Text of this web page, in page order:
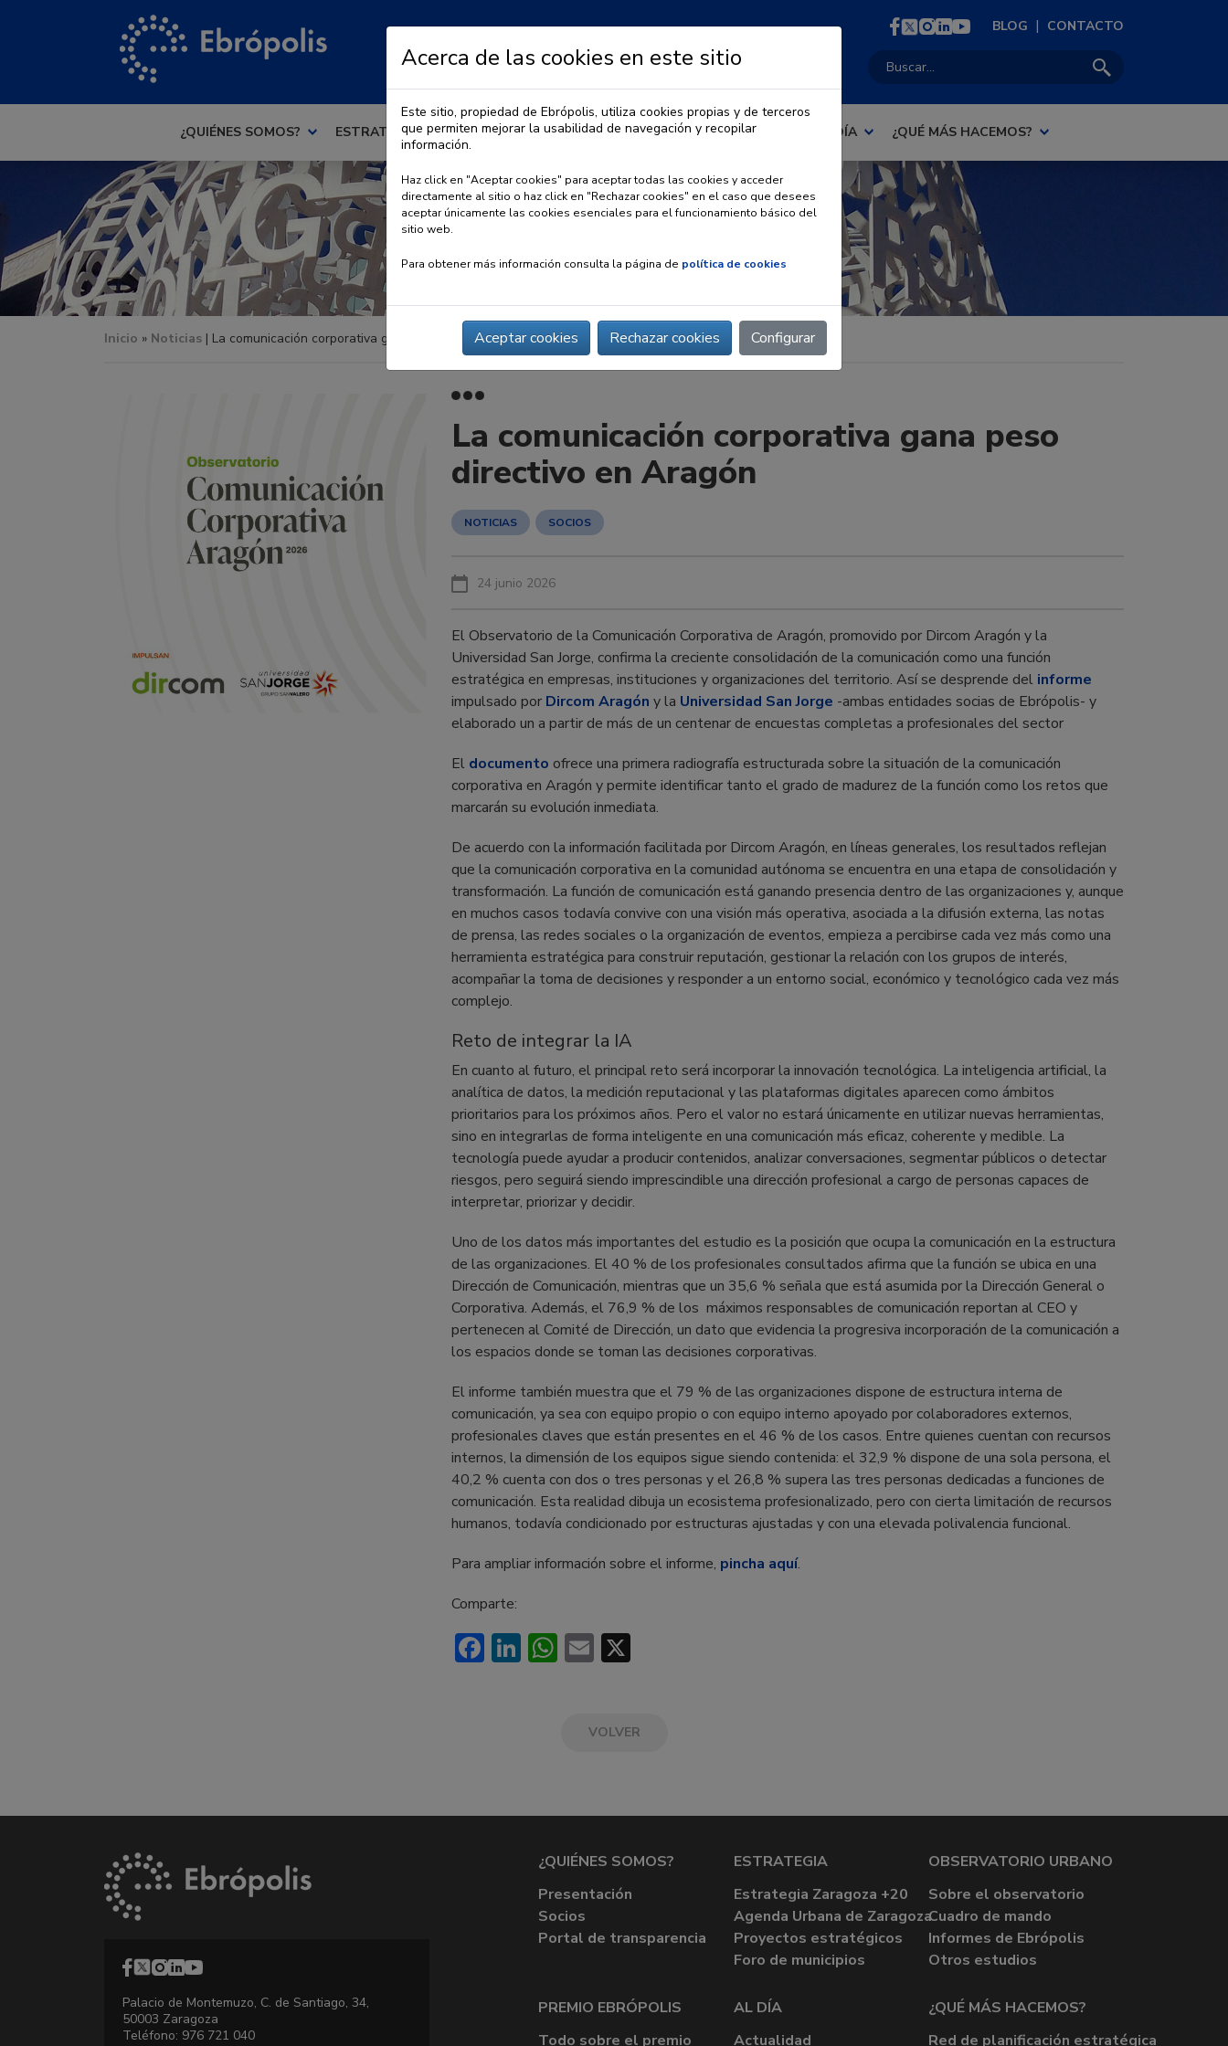
BLOG | CONTACTO
¿QUIÉNES SOMOS? ESTRATEGIA OBSERVATORIO URBANO PREMIO EBRÓPOLIS AL DÍA ¿QUÉ MÁS HACEMOS?
Inicio » Noticias | La comunicación corporativa gana peso directivo en Aragón
La comunicación corporativa gana peso
directivo en Aragón
NOTICIAS SOCIOS
24 junio 2026
El Observatorio de la Comunicación Corporativa de Aragón, promovido por Dircom Aragón y la
Universidad San Jorge, confirma la creciente consolidación de la comunicación como una función
estratégica en empresas, instituciones y organizaciones del territorio. Así se desprende del informe
impulsado por Dircom Aragón y la Universidad San Jorge -ambas entidades socias de Ebrópolis- y
elaborado un a partir de más de un centenar de encuestas completas a profesionales del sector
El documento ofrece una primera radiografía estructurada sobre la situación de la comunicación
corporativa en Aragón y permite identificar tanto el grado de madurez de la función como los retos que
marcarán su evolución inmediata.
De acuerdo con la información facilitada por Dircom Aragón, en líneas generales, los resultados reflejan
que la comunicación corporativa en la comunidad autónoma se encuentra en una etapa de consolidación y
transformación. La función de comunicación está ganando presencia dentro de las organizaciones y, aunque
en muchos casos todavía convive con una visión más operativa, asociada a la difusión externa, las notas
de prensa, las redes sociales o la organización de eventos, empieza a percibirse cada vez más como una
herramienta estratégica para construir reputación, gestionar la relación con los grupos de interés,
acompañar la toma de decisiones y responder a un entorno social, económico y tecnológico cada vez más
complejo.
Reto de integrar la IA
En cuanto al futuro, el principal reto será incorporar la innovación tecnológica. La inteligencia artificial, la
analítica de datos, la medición reputacional y las plataformas digitales aparecen como ámbitos
prioritarios para los próximos años. Pero el valor no estará únicamente en utilizar nuevas herramientas,
sino en integrarlas de forma inteligente en una comunicación más eficaz, coherente y medible. La
tecnología puede ayudar a producir contenidos, analizar conversaciones, segmentar públicos o detectar
riesgos, pero seguirá siendo imprescindible una dirección profesional a cargo de personas capaces de
interpretar, priorizar y decidir.
Uno de los datos más importantes del estudio es la posición que ocupa la comunicación en la estructura
de las organizaciones. El 40 % de los profesionales consultados afirma que la función se ubica en una
Dirección de Comunicación, mientras que un 35,6 % señala que está asumida por la Dirección General o
Corporativa. Además, el 76,9 % de los máximos responsables de comunicación reportan al CEO y
pertenecen al Comité de Dirección, un dato que evidencia la progresiva incorporación de la comunicación a
los espacios donde se toman las decisiones corporativas.
El informe también muestra que el 79 % de las organizaciones dispone de estructura interna de
comunicación, ya sea con equipo propio o con equipo interno apoyado por colaboradores externos,
profesionales claves que están presentes en el 46 % de los casos. Entre quienes cuentan con recursos
internos, la dimensión de los equipos sigue siendo contenida: el 32,9 % dispone de una sola persona, el
40,2 % cuenta con dos o tres personas y el 26,8 % supera las tres personas dedicadas a funciones de
comunicación. Esta realidad dibuja un ecosistema profesionalizado, pero con cierta limitación de recursos
humanos, todavía condicionado por estructuras ajustadas y con una elevada polivalencia funcional.
Para ampliar información sobre el informe, pincha aquí.
Comparte:
Facebook
LinkedIn
WhatsApp
Email
VOLVER
Palacio de Montemuzo, C. de Santiago, 34,
50003 Zaragoza
Teléfono: 976 721 040
¿QUIÉNES SOMOS?
Presentación
Socios
Portal de transparencia
ESTRATEGIA
Estrategia Zaragoza +20
Agenda Urbana de Zaragoza
Proyectos estratégicos
Foro de municipios
OBSERVATORIO URBANO
Sobre el observatorio
Cuadro de mando
Informes de Ebrópolis
Otros estudios
PREMIO EBRÓPOLIS
Todo sobre el premio
AL DÍA
Actualidad
¿QUÉ MÁS HACEMOS?
Red de planificación estratégica
Acerca de las cookies en este sitio
Este sitio, propiedad de Ebrópolis, utiliza cookies propias y de terceros
que permiten mejorar la usabilidad de navegación y recopilar
información.
Haz click en "Aceptar cookies" para aceptar todas las cookies y acceder
directamente al sitio o haz click en "Rechazar cookies" en el caso que desees
aceptar únicamente las cookies esenciales para el funcionamiento básico del
sitio web.
Para obtener más información consulta la página de política de cookies
Aceptar cookies Rechazar cookies Configurar